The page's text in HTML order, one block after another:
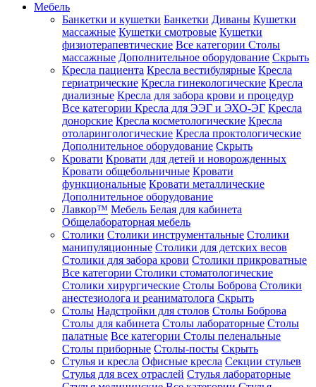
Мебель
Банкетки и кушетки Банкетки Диваны Кушетки
массажные Кушетки смотровые Кушетки
физиотерапевтические Все категории Столы
массажные Дополнительное оборудование Скрыть
Кресла пациента Кресла вестибулярные Кресла
гериатрические Кресла гинекологические Кресла
диализные Кресла для забора крови и процедур
Все категории Кресла для ЭЭГ и ЭХО-ЭГ Кресла
донорские Кресла косметологические Кресла
отоларингологические Кресла проктологические
Дополнительное оборудование Скрыть
Кровати Кровати для детей и новорожденных
Кровати общебольничные Кровати
функциональные Кровати металлические
Дополнительное оборудование
Лавкор™ Мебель Белая для кабинета
Общелабораторная мебель
Столики Столики инструментальные Столики
манипуляционные Столики для детских весов
Столики для забора крови Столики прикроватные
Все категории Столики стоматологические
Столики хирургические Столы Боброва Столики
анестезиолога и реаниматолога Скрыть
Столы Надстройки для столов Столы Боброва
Столы для кабинета Столы лабораторные Столы
палатные Все категории Столы пеленальные
Столы приборные Столы-посты Скрыть
Стулья и кресла Офисные кресла Секции стульев
Стулья для всех отраслей Стулья лабораторные